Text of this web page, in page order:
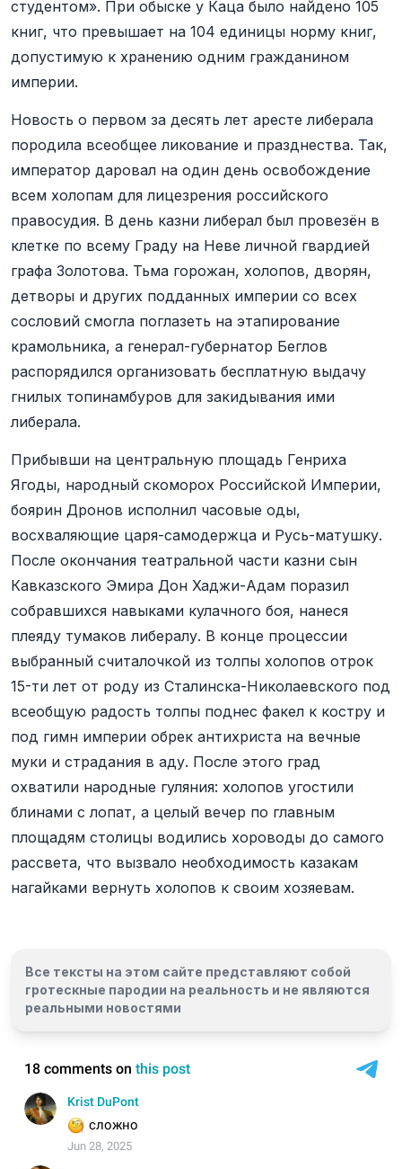
студентом». При обыске у Каца было найдено 105
книг, что превышает на 104 единицы норму книг,
допустимую к хранению одним гражданином
империи.
Новость о первом за десять лет аресте либерала
породила всеобщее ликование и празднества. Так,
император даровал на один день освобождение
всем холопам для лицезрения российского
правосудия. В день казни либерал был провезён в
клетке по всему Граду на Неве личной гвардией
графа Золотова. Тьма горожан, холопов, дворян,
детворы и других подданных империи со всех
сословий смогла поглазеть на этапирование
крамольника, а генерал-губернатор Беглов
распорядился организовать бесплатную выдачу
гнилых топинамбуров для закидывания ими
либерала.
Прибывши на центральную площадь Генриха
Ягоды, народный скоморох Российской Империи,
боярин Дронов исполнил часовые оды,
восхваляющие царя-самодержца и Русь-матушку.
После окончания театральной части казни сын
Кавказского Эмира Дон Хаджи-Адам поразил
собравшихся навыками кулачного боя, нанеся
плеяду тумаков либералу. В конце процессии
выбранный считалочкой из толпы холопов отрок
15-ти лет от роду из Сталинска-Николаевского под
всеобщую радость толпы поднес факел к костру и
под гимн империи обрек антихриста на вечные
муки и страдания в аду. После этого град
охватили народные гуляния: холопов угостили
блинами с лопат, а целый вечер по главным
площадям столицы водились хороводы до самого
рассвета, что вызвало необходимость казакам
нагайками вернуть холопов к своим хозяевам.
Все тексты на этом сайте представляют собой
гротескные пародии на реальность и не являются
реальными новостями